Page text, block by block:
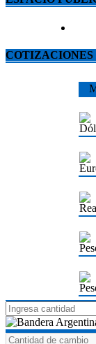
COTIZACIONES